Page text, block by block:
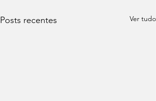
Posts recentes Ver tudo